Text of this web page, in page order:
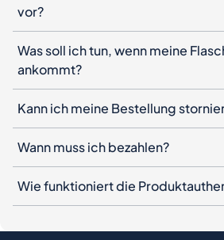
vor?
Was soll ich tun, wenn meine
ankommt?
Kann ich meine Bestellung
Wann muss ich bezahlen?
Wie funktioniert die